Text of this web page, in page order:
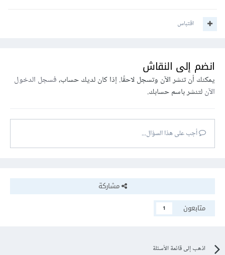
اقتباس
انضم إلى النقاش
يمكنك أن تنشر الآن وتسجل لاحقًا. إذا كان لديك حساب،فسجل الدخول
الآنلتنشر باسم حسابك.
أجب على هذا السؤال...
مشاركة
متابعون
1
اذهب إلى قائمة الأسئلة